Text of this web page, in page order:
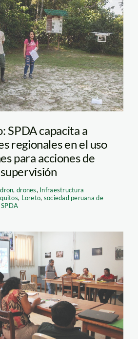
SPDA capacita a
regionales en el uso
para acciones de
supervisión
dron,drones, Infraestructura
, Loreto, sociedad peruana de
SPDA
de trabajo